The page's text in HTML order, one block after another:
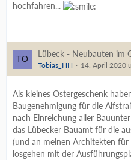
hochfahren...
Lübeck - Neubauten im
Tobias_HH 14. April 2020
Als kleines Ostergeschenk
Baugenehmigung für die
nach Einreichung aller
das Lübecker Bauamt für die
(und an meinen Architekten für
losgehen mit der